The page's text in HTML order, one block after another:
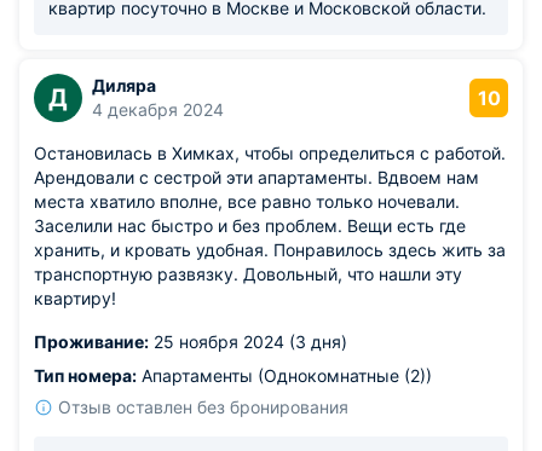
квартир посуточно в Москве и Московской области.
Д
Диляра
4 декабря 2024
10
Остановилась в Химках, чтобы определиться с работой.
Арендовали с сестрой эти апартаменты. Вдвоем нам
места хватило вполне, все равно только ночевали.
Заселили нас быстро и без проблем. Вещи есть где
хранить, и кровать удобная. Понравилось здесь жить за
транспортную развязку. Довольный, что нашли эту
квартиру!
Проживание: 25 ноября 2024 (3 дня)
Тип номера: Апартаменты (Однокомнатные (2))
Отзыв оставлен без бронирования